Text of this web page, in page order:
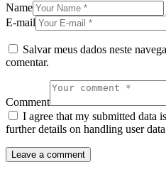
Name
E-mail
Salvar meus dados neste
comentar.
Comment
I agree that my submitted data
further details on handling user